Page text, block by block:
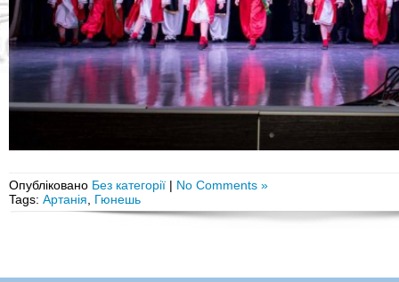
Опубліковано Без категорії | No Comments »
Tags: Артанія, Гюнешь